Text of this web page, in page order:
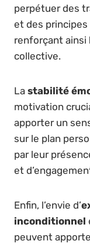
perpétuer des
et des
renforçant
collective.
La stabilité
motivation
apporter un
sur le plan
par leur
et
Enfin, l’envie d’
inconditionnel
peuvent